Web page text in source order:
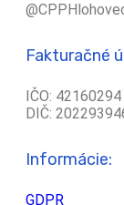
Fakturačné
IČO: 42160294
DIČ:
Informácie:
GDPR